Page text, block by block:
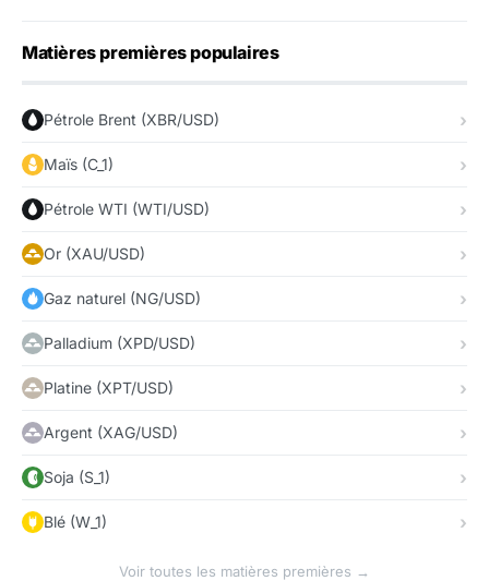
Matières premières populaires
Pétrole Brent (XBR/USD)
Maïs (C_1)
Pétrole WTI (WTI/USD)
Or (XAU/USD)
Gaz naturel (NG/USD)
Palladium (XPD/USD)
Platine (XPT/USD)
Argent (XAG/USD)
Soja (S_1)
Blé (W_1)
Voir toutes les matières premières →